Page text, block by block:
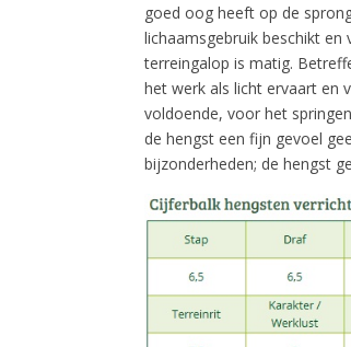
goed oog heeft op de
lichaamsgebruik beschikt
terreingalop is matig.
het werk als licht ervaart en
voldoende, voor het
de hengst een fijn gevoel
bijzonderheden; de hengst